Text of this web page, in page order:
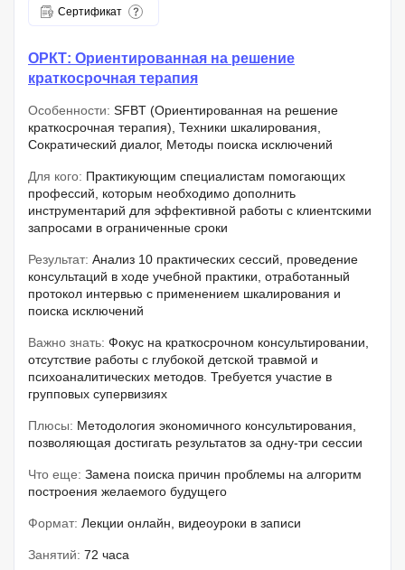
Сертификат
ОРКТ: Ориентированная на решение
краткосрочная терапия
Особенности: SFBT (Ориентированная на решение
краткосрочная терапия), Техники шкалирования,
Сократический диалог, Методы поиска исключений
Для кого: Практикующим специалистам помогающих
профессий, которым необходимо дополнить
инструментарий для эффективной работы с клиентскими
запросами в ограниченные сроки
Результат: Анализ 10 практических сессий, проведение
консультаций в ходе учебной практики, отработанный
протокол интервью с применением шкалирования и
поиска исключений
Важно знать: Фокус на краткосрочном консультировании,
отсутствие работы с глубокой детской травмой и
психоаналитических методов. Требуется участие в
групповых супервизиях
Плюсы: Методология экономичного консультирования,
позволяющая достигать результатов за одну-три сессии
Что еще: Замена поиска причин проблемы на алгоритм
построения желаемого будущего
Формат: Лекции онлайн, видеоуроки в записи
Занятий: 72 часа